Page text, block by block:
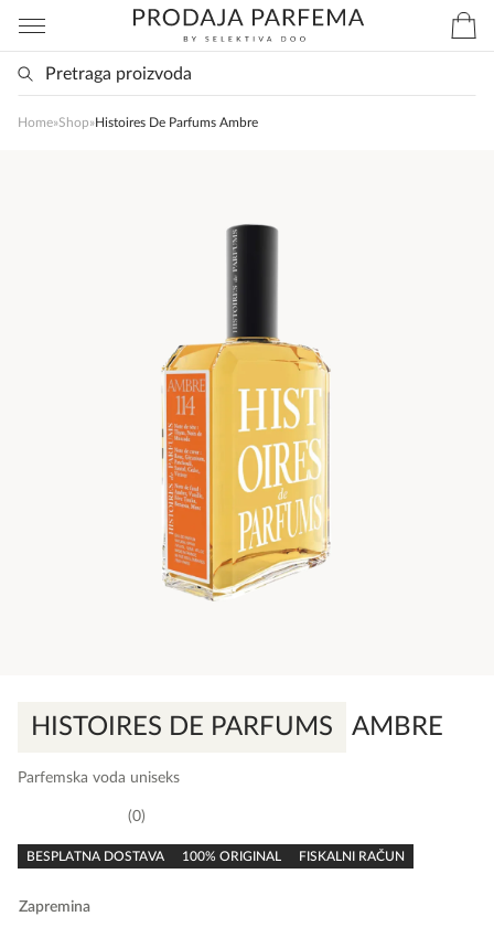
Home»Shop»Histoires De Parfums Ambre
HISTOIRES DE PARFUMS AMBRE
Parfemska voda uniseks
rating
0
BESPLATNA DOSTAVA 100% ORIGINAL FISKALNI RAČUN
Zapremina